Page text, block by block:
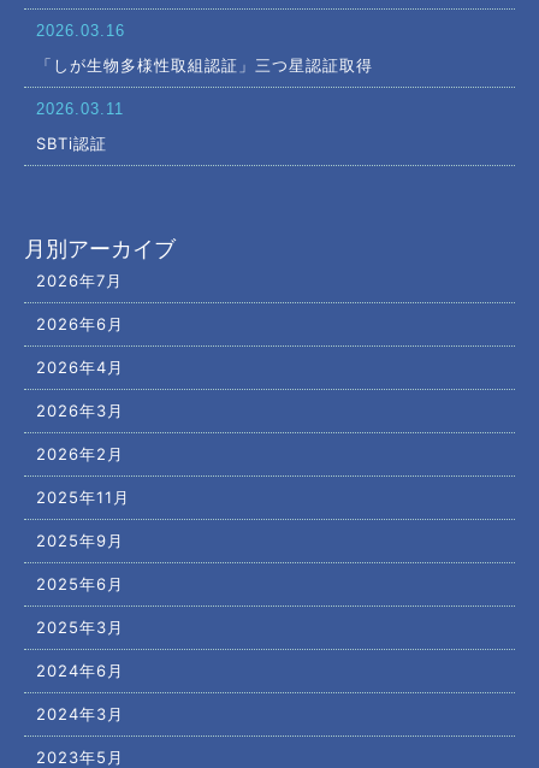
2026.03.16
「しが生物多様性取組認証」三つ星認証取得
2026.03.11
SBTi認証
月別アーカイブ
2026年7月
2026年6月
2026年4月
2026年3月
2026年2月
2025年11月
2025年9月
2025年6月
2025年3月
2024年6月
2024年3月
2023年5月